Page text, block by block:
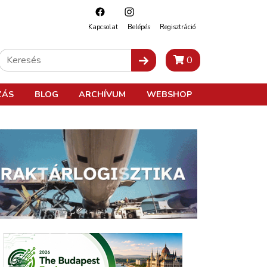
Kapcsolat Belépés Regisztráció
0
BLOG ARCHÍVUM WEBSHOP